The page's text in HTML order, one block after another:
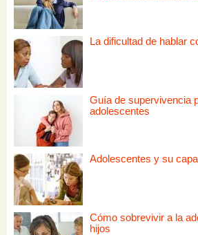
La dificultad de hablar
Guía de supervivencia
adolescentes
Adolescentes y su
Cómo sobrevivir a la
hijos